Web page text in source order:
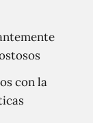
con la